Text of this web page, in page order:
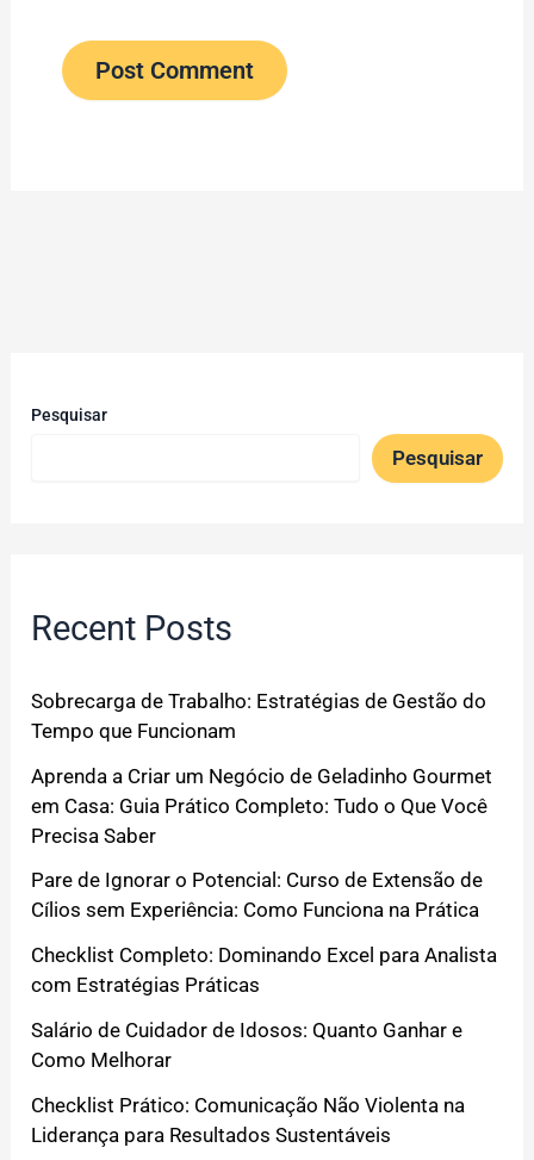
Pesquisar
Pesquisar
Recent Posts
Sobrecarga de Trabalho: Estratégias de Gestão do
Tempo que Funcionam
Aprenda a Criar um Negócio de Geladinho Gourmet
em Casa: Guia Prático Completo: Tudo o Que Você
Precisa Saber
Pare de Ignorar o Potencial: Curso de Extensão de
Cílios sem Experiência: Como Funciona na Prática
Checklist Completo: Dominando Excel para Analista
com Estratégias Práticas
Salário de Cuidador de Idosos: Quanto Ganhar e
Como Melhorar
Checklist Prático: Comunicação Não Violenta na
Liderança para Resultados Sustentáveis